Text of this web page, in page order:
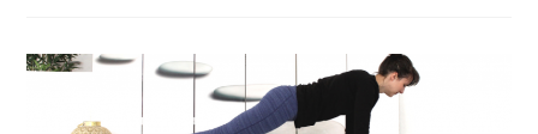
Gaby
Brandl